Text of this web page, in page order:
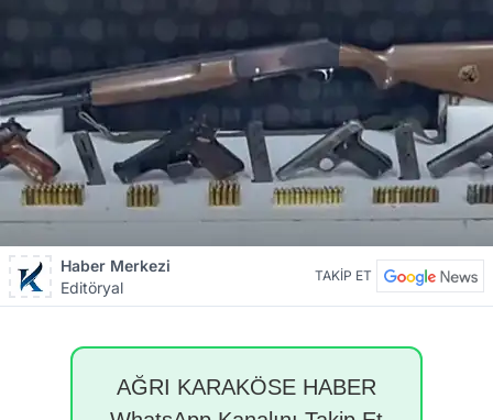
Haber Merkezi
Editöryal
TAKİP ET
AĞRI KARAKÖSE HABER